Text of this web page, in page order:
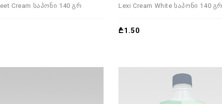
Cream საპონი 140 გრ
5
Lexi Cream White საპონი 140 გრ
₾1.50